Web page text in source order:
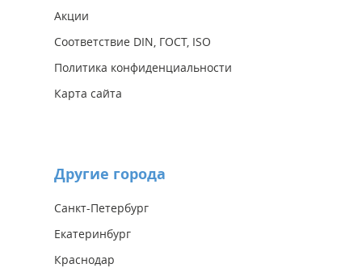
Акции
Соответствие DIN, ГОСТ, ISO
Политика конфиденциальности
Карта сайта
Другие города
Санкт-Петербург
Екатеринбург
Краснодар